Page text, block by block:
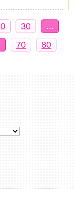
30
...
70
80